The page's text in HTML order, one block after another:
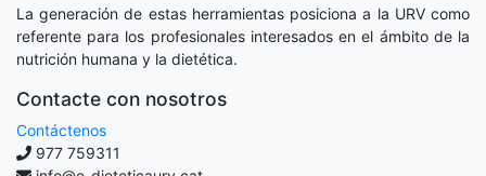
La generación de estas herramientas posiciona a la URV como
referente para los profesionales interesados en el ámbito de la
nutrición humana y la dietética.
Contacte con nosotros
Contáctenos
977 759311